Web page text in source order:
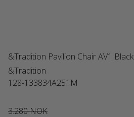
&Tradition Pavilion Chair AV1 Black
&Tradition
128-133834A251M
3.280 NOK